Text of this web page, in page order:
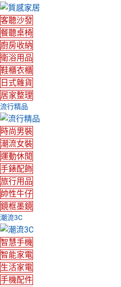
客聽沙發
餐聽桌椅
廚房收納
衛浴用品
鞋櫃衣櫃
日式雜貨
居家整理
流行精品
時尚男裝
潮流女裝
運動休閒
手錶配飾
旅行用品
帥性牛仔
鏡框墨鏡
潮流3C
智慧手機
智能家電
生活家電
手機配件